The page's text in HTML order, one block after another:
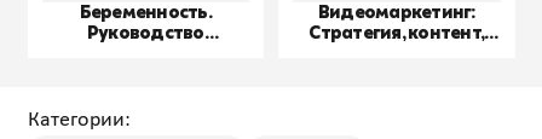
Беременность.
Руководство
Видеомаркетинг:
Стратегия, контент,
Категории: